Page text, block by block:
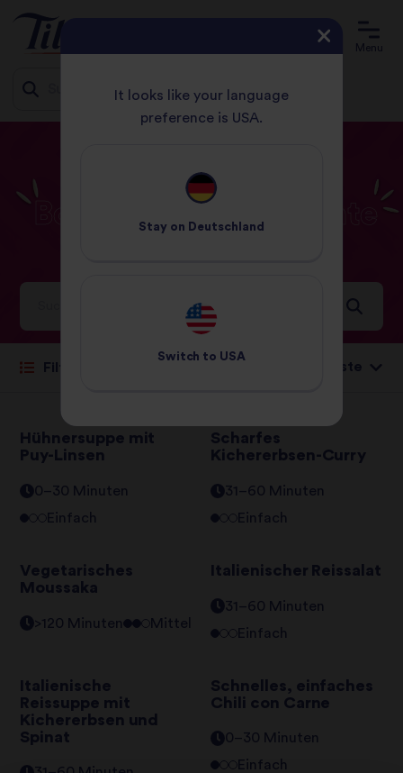
content
Menu
Bohnen/Hülsenfrüchte
Köstliche Ideen und Inspirationen aus aller Welt
Filter
Hühnersuppe mit
Puy-Linsen
0–30 Minuten
Einfach
Scharfes
Kichererbsen-Curry
31–60 Minuten
Einfach
Vegetarisches
Moussaka
>120 Minuten Mittel
Italienischer Reissalat
31–60 Minuten
Einfach
Italienische
Reissuppe mit
Kichererbsen und
Spinat
Schnelles, einfaches
Chili con Carne
0–30 Minuten
Einfach
It looks like your language
preference is USA.
Stay on Deutschland
Switch to USA